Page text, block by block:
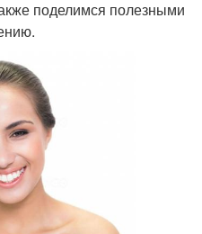
поделимся полезными